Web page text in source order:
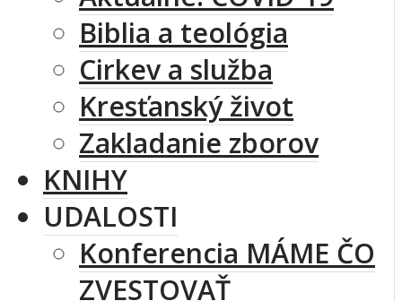
Biblia a teológia
Cirkev a služba
Kresťanský život
Zakladanie zborov
KNIHY
UDALOSTI
Konferencia MÁME ČO
ZVESTOVAŤ